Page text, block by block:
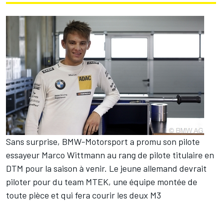
Sans surprise, BMW-Motorsport a promu son pilote
essayeur Marco Wittmann au rang de pilote titulaire en
DTM pour la saison à venir. Le jeune allemand devrait
piloter pour du team MTEK, une équipe montée de
toute pièce et qui fera courir les deux M3